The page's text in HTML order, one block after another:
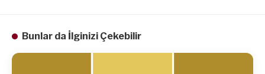
Bunlar da İlginizi Çekebilir